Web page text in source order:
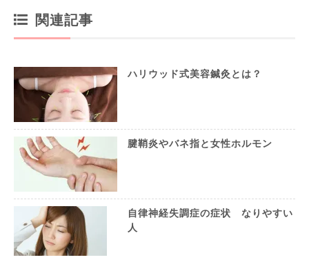
関連記事
ハリウッド式美容鍼灸とは？
腱鞘炎やバネ指と女性ホルモン
自律神経失調症の症状 なりやすい
人